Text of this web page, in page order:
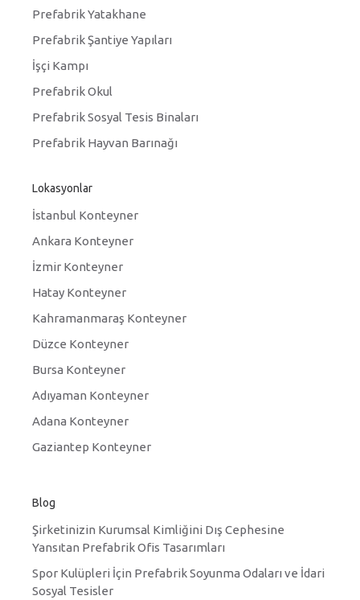
Prefabrik Yatakhane
Prefabrik Şantiye Yapıları
İşçi Kampı
Prefabrik Okul
Prefabrik Sosyal Tesis Binaları
Prefabrik Hayvan Barınağı
Lokasyonlar
İstanbul Konteyner
Ankara Konteyner
İzmir Konteyner
Hatay Konteyner
Kahramanmaraş Konteyner
Düzce Konteyner
Bursa Konteyner
Adıyaman Konteyner
Adana Konteyner
Gaziantep Konteyner
Blog
Şirketinizin Kurumsal Kimliğini Dış Cephesine
Yansıtan Prefabrik Ofis Tasarımları
Spor Kulüpleri İçin Prefabrik Soyunma Odaları ve İdari
Sosyal Tesisler